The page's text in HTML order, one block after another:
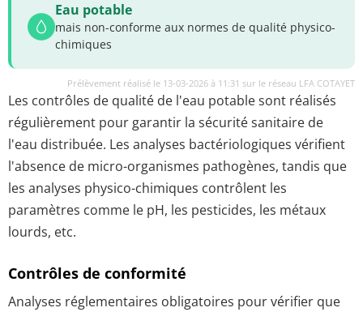
Eau potable
mais non-conforme aux normes de qualité physico-
chimiques
Prélèvement réalisé le 13-03-2026 à 11:31 sur le réseau LFA COTAYET
Les contrôles de qualité de l'eau potable sont réalisés
régulièrement pour garantir la sécurité sanitaire de
l'eau distribuée. Les analyses bactériologiques vérifient
l'absence de micro-organismes pathogènes, tandis que
les analyses physico-chimiques contrôlent les
paramètres comme le pH, les pesticides, les métaux
lourds, etc.
Contrôles de conformité
Analyses réglementaires obligatoires pour vérifier que